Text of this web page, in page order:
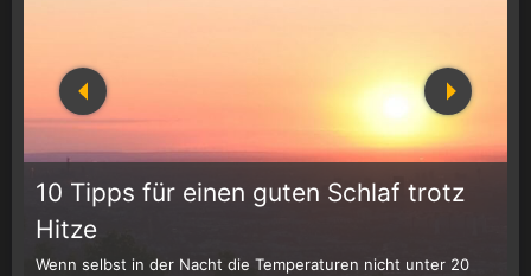
10 Tipps für einen guten Schlaf trotz
Hitze
Wenn selbst in der Nacht die Temperaturen nicht unter 20